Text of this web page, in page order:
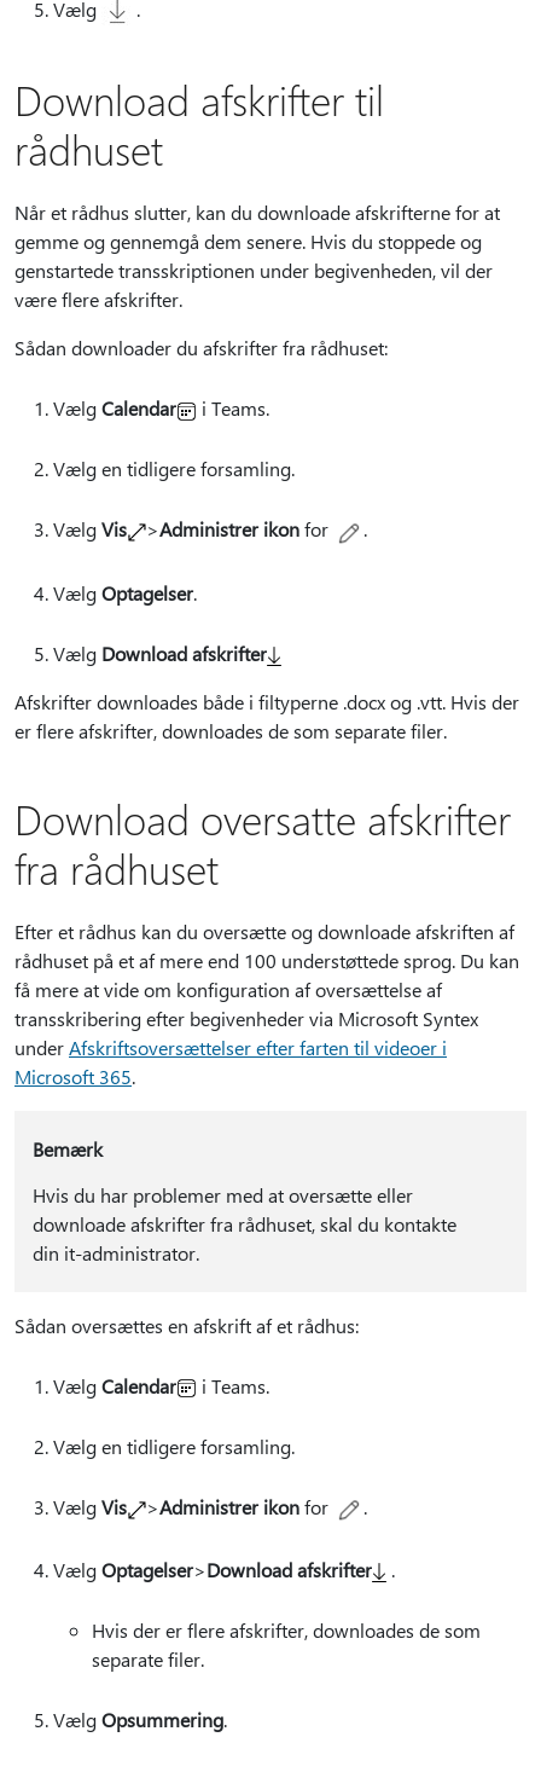
Vælg .
Download afskrifter til
rådhuset
Når et rådhus slutter, kan du downloade afskrifterne for at
gemme og gennemgå dem senere. Hvis du stoppede og
genstartede transskriptionen under begivenheden, vil der
være flere afskrifter.
Sådan downloader du afskrifter fra rådhuset:
VælgCalendar i Teams.
Vælg en tidligere forsamling.
VælgVis >Administrer ikonfor .
VælgOptagelser.
Vælg Download afskrifter
Afskrifter downloades både i filtyperne .docx og .vtt. Hvis der
er flere afskrifter, downloades de som separate filer.
Download oversatte afskrifter
fra rådhuset
Efter et rådhus kan du oversætte og downloade afskriften af
rådhuset på et af mere end 100 understøttede sprog. Du kan
få mere at vide om konfiguration af oversættelse af
transskribering efter begivenheder via Microsoft Syntex
underAfskriftsoversættelser efter farten til videoer i
Microsoft 365.
Bemærk
Hvis du har problemer med at oversætte eller
downloade afskrifter fra rådhuset, skal du kontakte
din it-administrator.
Sådan oversættes en afskrift af et rådhus:
VælgCalendar i Teams.
Vælg en tidligere forsamling.
VælgVis >Administrer ikonfor .
VælgOptagelser>Download afskrifter .
Hvis der er flere afskrifter, downloades de som
separate filer.
VælgOpsummering.